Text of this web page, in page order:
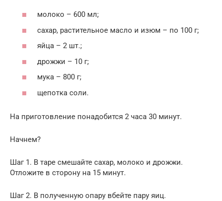
молоко – 600 мл;
сахар, растительное масло и изюм – по 100 г;
яйца – 2 шт.;
дрожжи – 10 г;
мука – 800 г;
щепотка соли.
На приготовление понадобится 2 часа 30 минут.
Начнем?
Шаг 1. В таре смешайте сахар, молоко и дрожжи.
Отложите в сторону на 15 минут.
Шаг 2. В полученную опару вбейте пару яиц.